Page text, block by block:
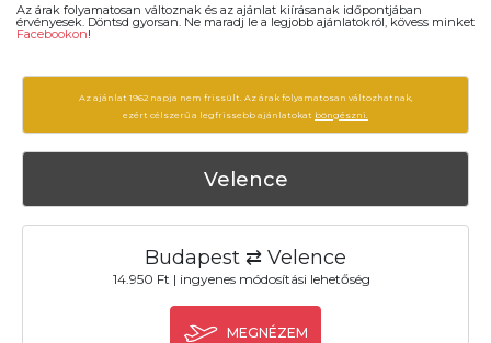
Az árak folyamatosan változnak és az ajánlat kiírásanak időpontjában
érvényesek. Döntsd gyorsan. Ne maradj le a legjobb ajánlatokról, kövess minket
Facebookon!
Az ajánlat 1962 napja nem frissült. Az árak folyamatosan változhatnak,
ezért célszerű a legfrissebb ajánlatokat böngészni.
Velence
Budapest ⇄ Velence
14.950 Ft | ingyenes módosítási lehetőség
MEGNÉZEM